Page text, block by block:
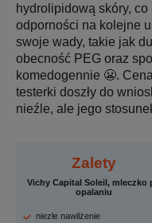
hydrolipidową skóry,
odporności na kolejne
swoje wady, takie jak
obecność PEG oraz
komedogennie 😬.
testerki doszły do
nieźle, ale jego
Zalety
Vichy Capital Soleil, mleczko
opalaniu
niezłe nawilżenie